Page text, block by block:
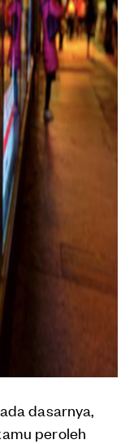
dasarnya,
peroleh